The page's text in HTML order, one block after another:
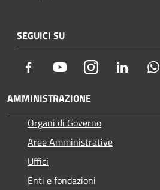
SEGUICI SU
Facebook YoutubeInstagram LinkedIn
AMMINISTRAZIONE
Organi di Governo
Aree Amministrative
Uffici
Enti e fondazioni